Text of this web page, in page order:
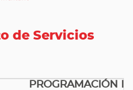
de Servicios
PROGRAMACIÓN